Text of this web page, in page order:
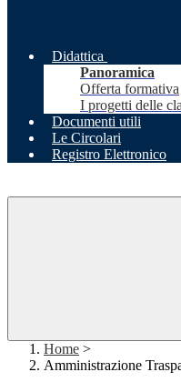
Didattica
Panoramica
Offerta formativa
I progetti delle
Documenti utili
Le Circolari
Registro Elettronico
Home >
Amministrazione